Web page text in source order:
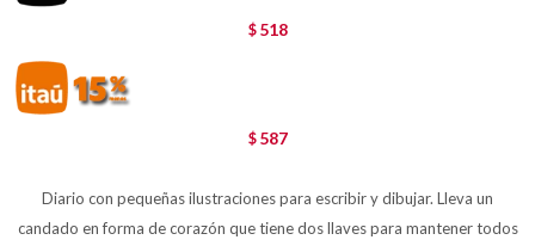
$ 518
$ 587
Diario con pequeñas ilustraciones para escribir y dibujar. Lleva un
candado en forma de corazón que tiene dos llaves para mantener todos